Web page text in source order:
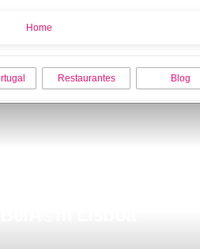
Home
Restaurantes Blog